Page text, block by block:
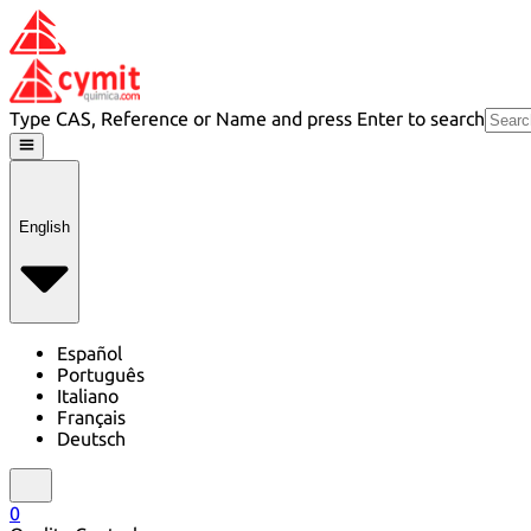
Type CAS, Reference or Name and press Enter to search
English
Español
Português
Italiano
Français
Deutsch
0